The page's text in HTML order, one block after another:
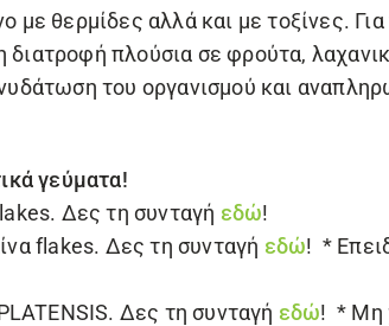
με θερμίδες αλλά και με τοξίνες.
διατροφή πλούσια σε φρούτα,
του οργανισμού και
γεύματα!
. Δες τη συνταγή εδώ!
flakes. Δες τη συνταγή εδώ! *
. Δες τη συνταγή εδώ! * Μη